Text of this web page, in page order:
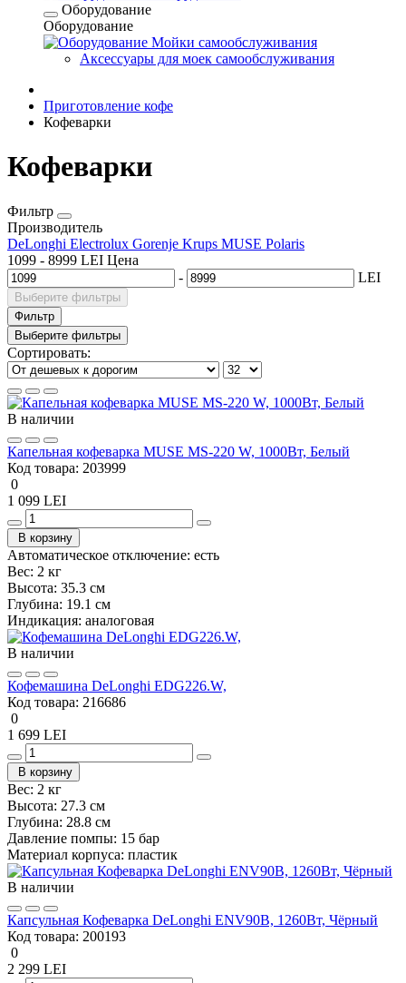
Оборудование
Оборудование
Мойки самообслуживания
Аксессуары для моек самообслуживания
Приготовление кофе
Кофеварки
Кофеварки
Фильтр
Производитель
DeLonghi Electrolux Gorenje Krups MUSE Polaris
1099 - 8999 LEI Цена
-
LEI
Выберите фильтры
Фильтр
Выберите фильтры
Сортировать:
В наличии
Капельная кофеварка MUSE MS-220 W, 1000Вт, Белый
Код товара: 203999
0
1 099 LEI
В корзину
Автоматическое отключение: есть
Вес: 2 кг
Высота: 35.3 см
Глубина: 19.1 см
Индикация: аналоговая
В наличии
Кофемашина DeLonghi EDG226.W,
Код товара: 216686
0
1 699 LEI
В корзину
Вес: 2 кг
Высота: 27.3 см
Глубина: 28.8 см
Давление помпы: 15 бар
Материал корпуса: пластик
В наличии
Капсульная Кофеварка DeLonghi ENV90B, 1260Вт, Чёрный
Код товара: 200193
0
2 299 LEI